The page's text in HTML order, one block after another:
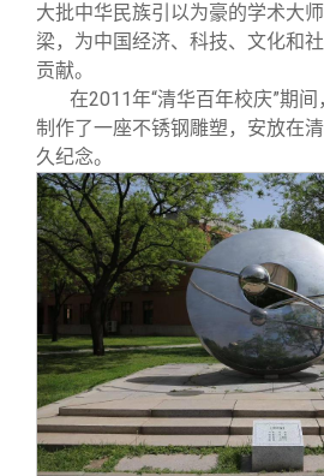
大批中华民族引以为豪的学术大
梁，为中国经济、科技、文化和
贡献。
在2011年“清华百年校庆”期
制作了一座不锈钢雕塑，安放在
久纪念。